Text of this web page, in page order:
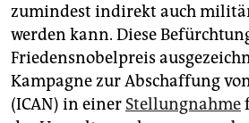
zumindest indirekt auch
werden kann. Diese
Friedensnobelpreis
Kampagne zur Abschaffung
(ICAN) in einer Stellungnahme